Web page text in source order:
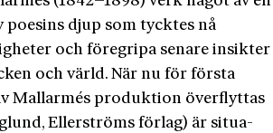
poesins djup som tycktes nå
och föregripa senare insikter
och värld. När nu för första
Mallarmés produktion överflyttas
Ellerströms förlag) är situa­